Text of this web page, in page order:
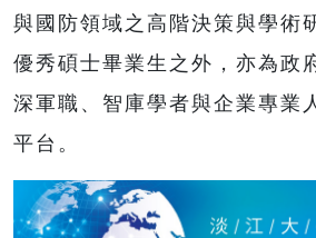
與國防領域之高階決策與學術
優秀碩士畢業生之外，亦為政
深軍職、智庫學者與企業專業
平台。